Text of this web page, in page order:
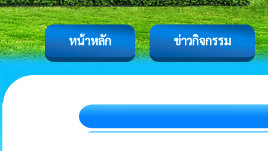
หน้าหลัก ข่าวกิจกรรม